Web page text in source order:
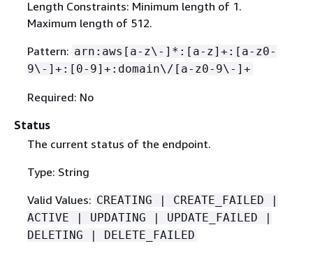
Length Constraints: Minimum length of 1.
Maximum length of 512.
Pattern: arn:aws[a-z\-]*:[a-z]+:[a-z0-
9\-]+:[0-9]+:domain\/[a-z0-9\-]+
Required: No
Status
The current status of the endpoint.
Type: String
Valid Values: CREATING | CREATE_FAILED |
ACTIVE | UPDATING | UPDATE_FAILED |
DELETING | DELETE_FAILED